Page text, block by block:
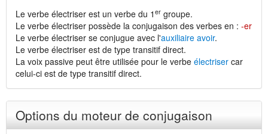
Le verbe électriser est un verbe du 1 er groupe.
Le verbe électriser possède la conjugaison des verbes en : -er
Le verbe électriser se conjugue avec l'auxiliaire avoir.
Le verbe électriser est de type transitif direct.
La voix passive peut être utilisée pour le verbe électriser car
celui-ci est de type transitif direct.
Options du moteur de conjugaison